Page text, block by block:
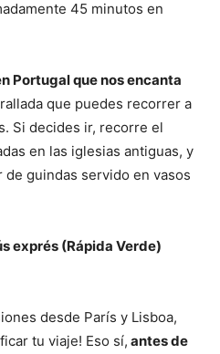
45 minutos en
Portugal que nos encanta
que puedes recorrer a
Si decides ir, recorre el
en las iglesias antiguas, y
guindas servido en vasos
exprés (Rápida Verde)
desde París y Lisboa,
tu viaje! Eso sí, antes de